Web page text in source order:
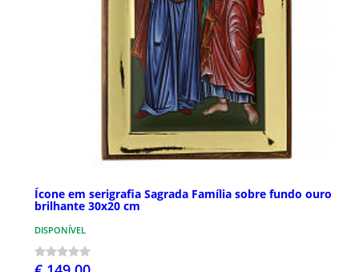
Ícone em serigrafia Sagrada Família sobre fundo ouro
brilhante 30x20 cm
DISPONÍVEL